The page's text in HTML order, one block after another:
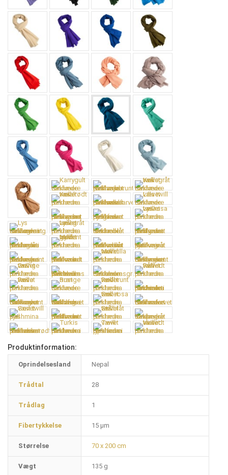
Produktinformation:
Oprindelsesland Nepal
Trådtal 28
Trådlag 1
Fibertykkelse 15 µm
Størrelse 70 x 200 cm
Vægt 135 g